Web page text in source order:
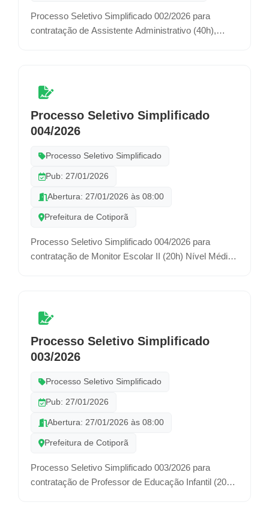
Processo Seletivo Simplificado 002/2026 para
contratação de Assistente Administrativo (40h),
Processo Seletivo Simplificado
004/2026
Processo Seletivo Simplificado
Pub: 27/01/2026
Abertura: 27/01/2026 às 08:00
Prefeitura de Cotiporã
Processo Seletivo Simplificado 004/2026 para
contratação de Monitor Escolar II (20h) Nível Médio
Processo Seletivo Simplificado
003/2026
Processo Seletivo Simplificado
Pub: 27/01/2026
Abertura: 27/01/2026 às 08:00
Prefeitura de Cotiporã
Processo Seletivo Simplificado 003/2026 para
contratação de Professor de Educação Infantil (20h)